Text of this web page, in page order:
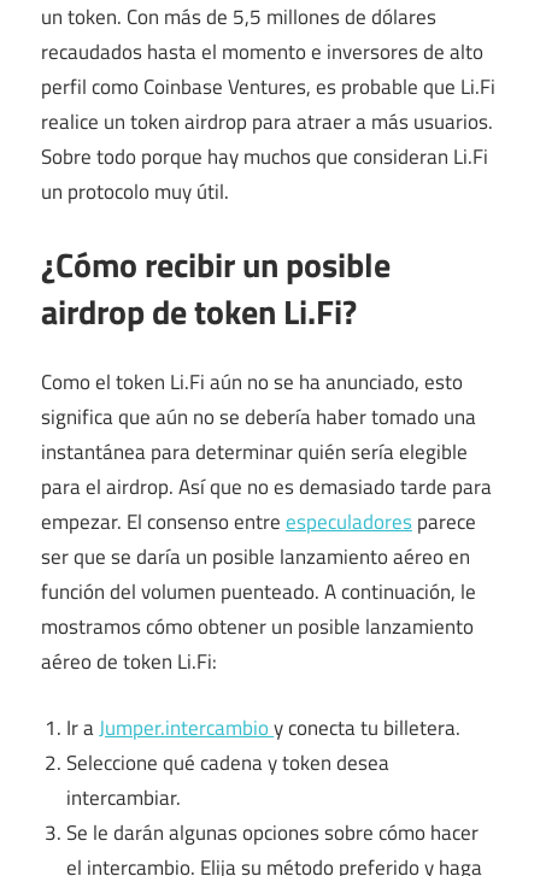
un token. Con más de 5,5 millones de dólares
recaudados hasta el momento e inversores de alto
perfil como Coinbase Ventures, es probable que Li.Fi
realice un token airdrop para atraer a más usuarios.
Sobre todo porque hay muchos que consideran Li.Fi
un protocolo muy útil.
¿Cómo recibir un posible
airdrop de token Li.Fi?
Como el token Li.Fi aún no se ha anunciado, esto
significa que aún no se debería haber tomado una
instantánea para determinar quién sería elegible
para el airdrop. Así que no es demasiado tarde para
empezar. El consenso entreespeculadoresparece
ser que se daría un posible lanzamiento aéreo en
función del volumen puenteado. A continuación, le
mostramos cómo obtener un posible lanzamiento
aéreo de token Li.Fi:
Ir aJumper.intercambioy conecta tu billetera.
Seleccione qué cadena y token desea
intercambiar.
Se le darán algunas opciones sobre cómo hacer
el intercambio. Elija su método preferido y haga